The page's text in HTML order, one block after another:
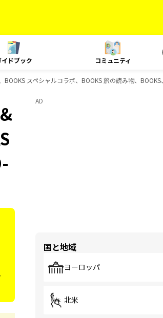
イドブック コミュニティ
スペシャルコラボ、BOOKS 旅の読み物、
AD
国と地域
ヨーロッパ
北米